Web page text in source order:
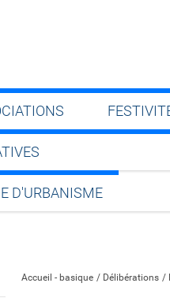
D'URBANISME
Accueil - basique Délibérations